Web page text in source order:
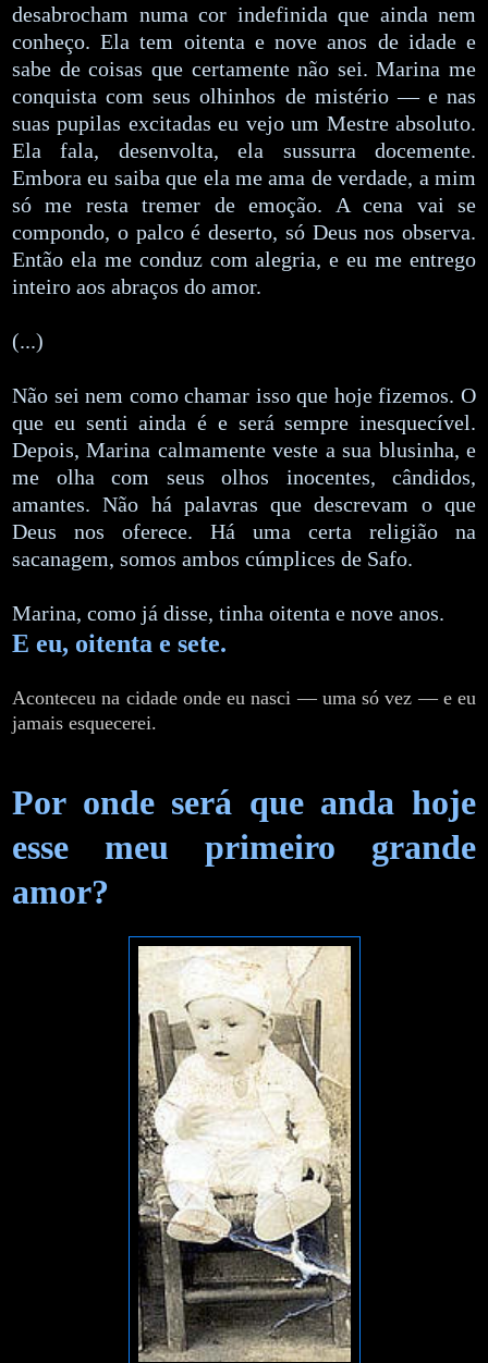
desabrocham numa cor indefinida que ainda nem
conheço. Ela tem oitenta e nove anos de idade e
sabe de coisas que certamente não sei. Marina me
conquista com seus olhinhos de mistério — e nas
suas pupilas excitadas eu vejo um Mestre absoluto.
Ela fala, desenvolta, ela sussurra docemente.
Embora eu saiba que ela me ama de verdade, a mim
só me resta tremer de emoção. A cena vai se
compondo, o palco é deserto, só Deus nos observa.
Então ela me conduz com alegria, e eu me entrego
inteiro aos abraços do amor.
(...)
Não sei nem como chamar isso que hoje fizemos. O
que eu senti ainda é e será sempre inesquecível.
Depois, Marina calmamente veste a sua blusinha, e
me olha com seus olhos inocentes, cândidos,
amantes. Não há palavras que descrevam o que
Deus nos oferece. Há uma certa religião na
sacanagem, somos ambos cúmplices de Safo.
Marina, como já disse, tinha oitenta e nove anos.
E eu, oitenta e sete.
Aconteceu na cidade onde eu nasci — uma só vez — e eu
jamais esquecerei.
Por onde será que anda hoje
esse meu primeiro grande
amor?